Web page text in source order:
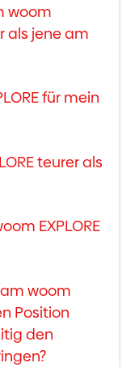
woom
als jene am
für mein
teurer als
EXPLORE
woom
Position
den